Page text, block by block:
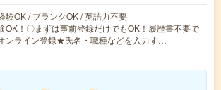
験OK / ブランクOK / 英語力不要
！〇まずは事前登録だけでもOK！履歴書不要で
ンライン登録★氏名・職種などを入力す…